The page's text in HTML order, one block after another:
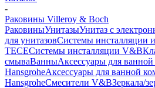
-
Раковины Villeroy & Boch
РаковиныУнитазыУнитаз с
для унитазовСистемы инсталляции
TECEСистемы инсталляции V&B
смываВанныАксессуары для
HansgroheАксессуары для ванной
HansgroheСмесители V&BЗеркала/